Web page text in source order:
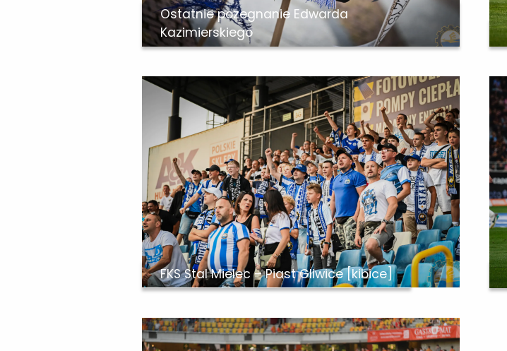
Ostatnie pożegnanie Edwarda
Kazimierskiego
FKS Stal Mielec – Piast Gliwice [kibice]